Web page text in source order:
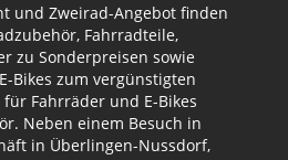
und Zweirad-Angebot finden
Fahrradteile,
zu Sonderpreisen sowie
Bikes zum vergünstigten
Fahrräder und E-Bikes
Neben einem Besuch in
in Überlingen-Nussdorf,